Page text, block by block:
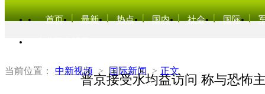
首页 最新 热点 国内 社会 国际
当前位置： 中新视频 > 国际新闻 > 正文
普京接受水均益访问 称与恐怖